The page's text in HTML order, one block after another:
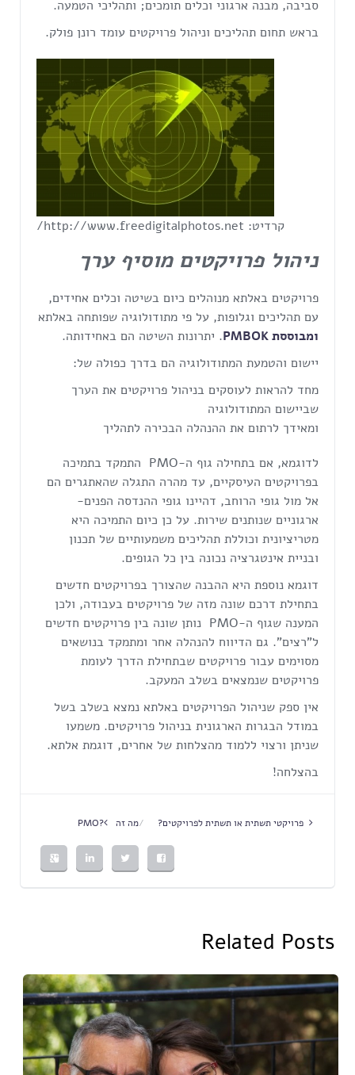
סביבה, מבנה ארגוני וכלים תומכים; ותהליכי הטמעה.
בראש תחום תהליכים וניהול פרויקטים עומד רונן פולק.
קרדיט: http://www.freedigitalphotos.net/
ניהול פרויקטים מוסיף ערך
פרויקטים באלתא מנוהלים כיום בשיטה וכלים אחידים,
עם תהליכים וגלופות, על פי מתודולוגיה שפותחה באלתא
ומבוססת PMBOK
. יתרונות השיטה הם באחידותה.
יישום והטמעת המתודולוגיה הם בדרך כפולה של:
מחד להראות לעוסקים בניהול פרויקטים את הערך
שביישום המתודולוגיה
ומאידך לרתום את ההנהלה הבכירה לתהליך
לדוגמא, אם בתחילה גוף ה-PMO התמקד בתמיכה
בפרויקטים העיסקיים, עד מהרה התגלה שהאתגרים הם
אל מול גופי הרוחב, דהיינו גופי ההנדסה הפנים-
ארגוניים שנותנים שירות. על כן כיום התמיכה היא
מטריציונית וכוללת תהליכים משמעותיים של תכנון
ובניית אינטגרציה נכונה בין כל הגופים.
דוגמא נוספת היא ההבנה שהצורך בפרויקטים חדשים
בתחילת דרכם שונה מזה של פרויקטים בעבודה, ולכן
המענה שגוף ה-PMO נותן שונה בין פרויקטים חדשים
ל"רצים". גם הדיווח להנהלה אחר ומתמקד בנושאים
מסוימים עבור פרויקטים שבתחילת הדרך לעומת
פרויקטים שנמצאים בשלב המעקב.
אין ספק שניהול הפרויקטים באלתא נמצא בשלב בשל
במודל הבגרות הארגונית בניהול פרויקטים. משמעו
שניתן ורצוי ללמוד מהצלחות של אחרים, דוגמת אלתא.
בהצלחה!
פרויקטי תשתית או תשתית לפרויקטים? מה זה PMO?
Related Posts